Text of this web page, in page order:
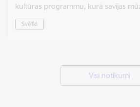
kultūras programmu, kurā savijas
Svētki
Visi notikumi